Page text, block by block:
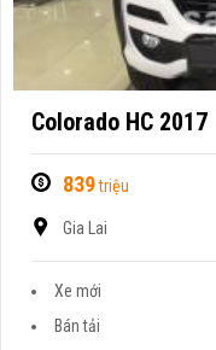
Colorado HC 2017
839triệu
Gia Lai
Xe mới
Bán tải